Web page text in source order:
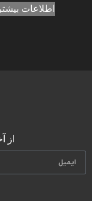
اطلاعات بیشتر
از